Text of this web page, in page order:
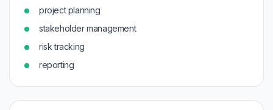
project planning
stakeholder management
risk tracking
reporting